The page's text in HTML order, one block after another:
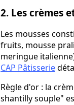
2. Les crèmes
Les mousses
fruits, mousse
meringue
CAP Pâtisserie
Règle d'or : la
shantilly souple"